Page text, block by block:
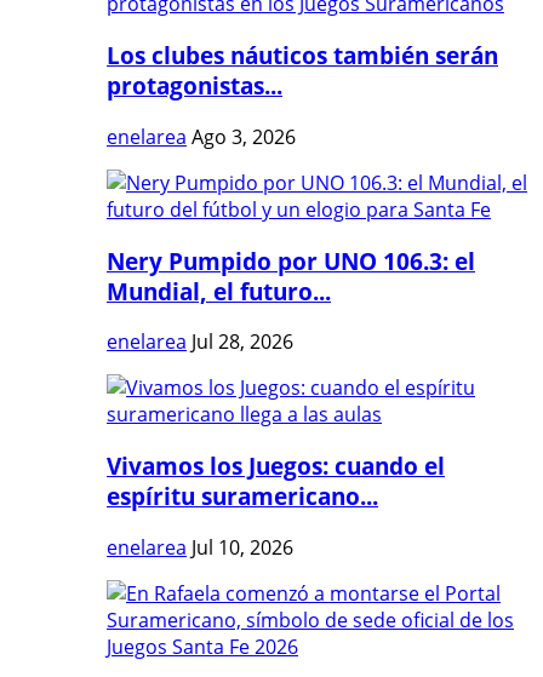
Los clubes náuticos también serán
protagonistas...
enelarea Ago 3, 2026
Nery Pumpido por UNO 106.3: el
Mundial, el futuro...
enelarea Jul 28, 2026
Vivamos los Juegos: cuando el
espíritu suramericano...
enelarea Jul 10, 2026